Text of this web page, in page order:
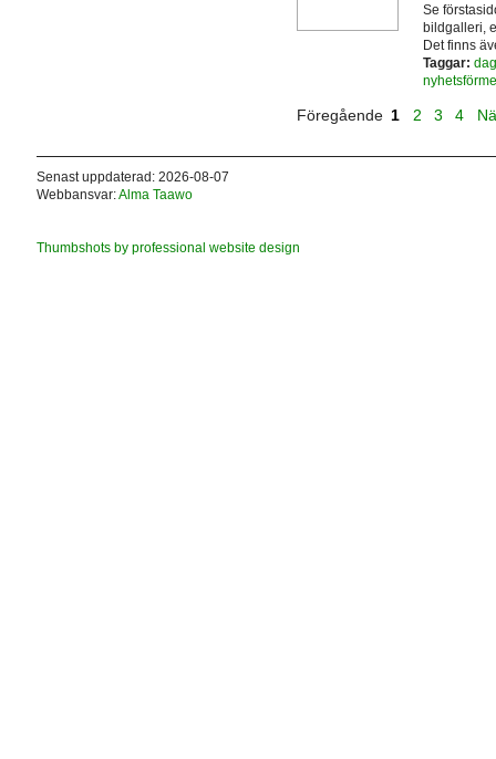
Se
bildgalleri,
Det finns
Taggar:
Föregående 1 2 3 4
Senast uppdaterad: 2026-08-07
Webbansvar:Alma Taawo
Thumbshots by professional website design